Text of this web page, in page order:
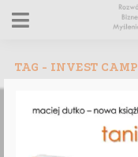
TAG - INVEST CAMP